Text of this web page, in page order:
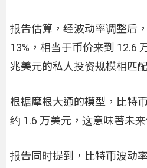
报告估算，经波动率调整后
13%，相当于币价来到 12.6
兆美元的私人投资规模相匹
根据摩根大通的模型，比特
约 1.6 万美元，这意味著未
报告同时提到，比特币波动